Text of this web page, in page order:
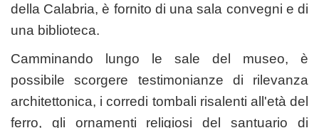
della Calabria, è fornito di una sala convegni e di
una biblioteca.
Camminando lungo le sale del museo, è
possibile scorgere testimonianze di rilevanza
architettonica, i corredi tombali risalenti all'età del
ferro, gli ornamenti religiosi del santuario di